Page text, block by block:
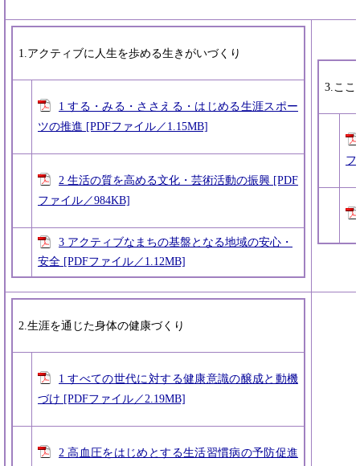
1.アクティブに人生を歩める生きがいづくり
1 する・みる・ささえる・はじめる生涯スポー
ツの推進 [PDFファイル／1.15MB]
2 生活の質を高める文化・芸術活動の振興 [PDF
ファイル／984KB]
3 アクティブなまちの基盤となる地域の安心・
安全 [PDFファイル／1.12MB]
3.ここ
フ
2.生涯を通じた身体の健康づくり
1 すべての世代に対する健康意識の醸成と動機
づけ [PDFファイル／2.19MB]
2 高血圧をはじめとする生活習慣病の予防促進